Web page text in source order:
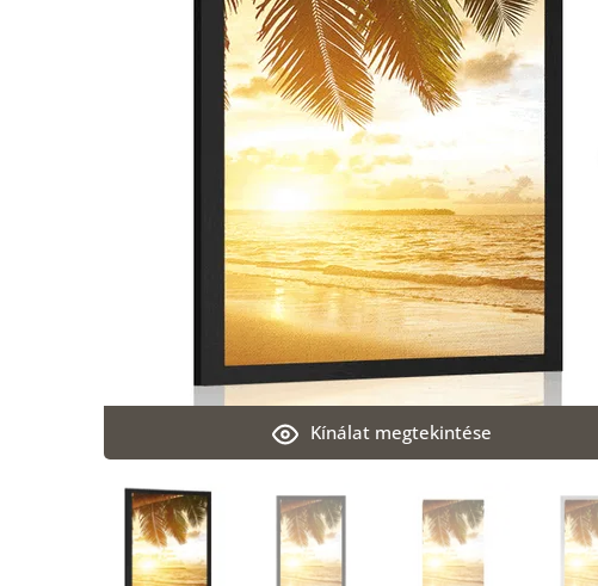
Kínálat megtekintése